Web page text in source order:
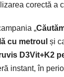
corectă a
„
cu metroul și
D3Vit+K2
instant, în